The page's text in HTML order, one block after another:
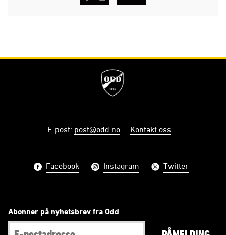
E-post: post@odd.no Kontakt oss
Facebook Instagram Twitter
Abonner på nyhetsbrev fra Odd